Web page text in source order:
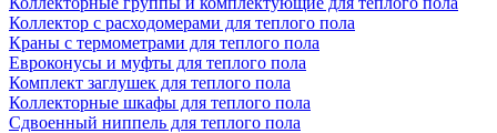
Коллектор с расходомерами для теплого пола
Краны с термометрами для теплого пола
Евроконусы и муфты для теплого пола
Комплект заглушек для теплого пола
Коллекторные шкафы для теплого пола
Сдвоенный ниппель для теплого пола